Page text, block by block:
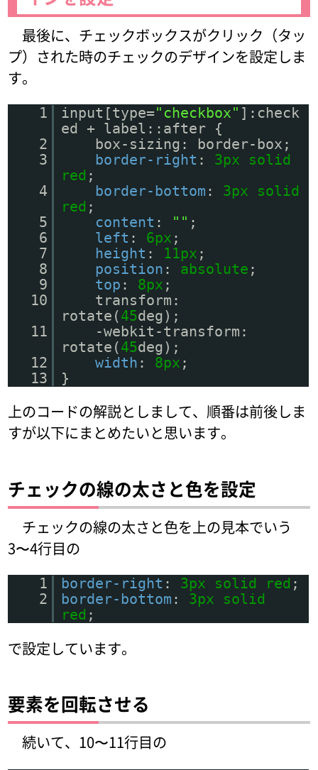
最後に、チェックボックスがクリック（タッ
プ）された時のチェックのデザインを設定しま
す。
1 input[type="checkbox" ]:check
ed + label::after {
2
box-sizing: border-box;
3
border-right : 3px
solid
red ;
4
border-bottom : 3px
solid
red ;
5
content : "" ;
6
left : 6px ;
7
height : 11px ;
8
position : absolute ;
9
top : 8px ;
10
transform:
rotate(45deg);
11
-webkit-transform:
rotate(45deg);
12
width : 8px ;
13
}
上のコードの解説としまして、順番は前後しま
すが以下にまとめたいと思います。
チェックの線の太さと色を設定
チェックの線の太さと色を上の見本でいう
3〜4行目の
1 border-right : 3px solid red ;
2
border-bottom : 3px
solid
red ;
で設定しています。
要素を回転させる
続いて、10〜11行目の